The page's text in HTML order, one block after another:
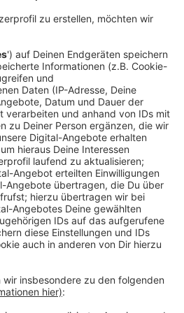
18.05.2023 10:02
Mehreinnahmen bei der
Die will die Stadt im
Bei der Umsatzsteuer
kommenden Jahre mit einem
sich die höheren
positiv auf das Budget der
bekommt sie gleichzeitig
Land NRW.